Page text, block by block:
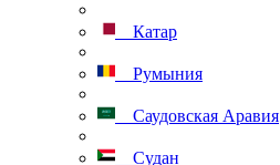
Катар
Румыния
Саудовская Аравия
Судан